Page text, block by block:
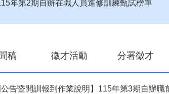
即測即評】115年度第4梯次未開考職類公告
技能檢定】115年第4梯次即測即評及發證受
稿 徵才活動 分署徵才
公告暨開訓報到作業說明】115年第3期自辦職